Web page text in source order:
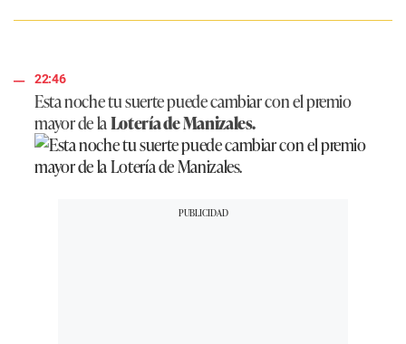
22:46
Esta noche tu suerte puede cambiar con el premio
mayor de laLotería de Manizales.